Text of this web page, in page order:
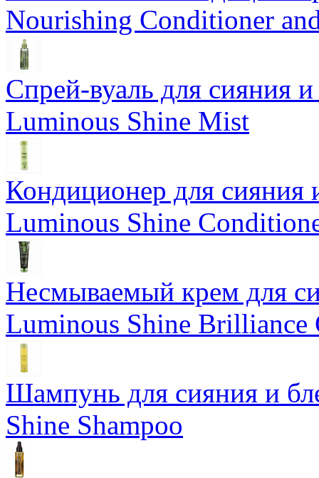
Nourishing Conditioner
Спрей-вуаль для сияния
Luminous Shine Mist
Кондиционер для сияния
Luminous Shine
Несмываемый крем для
Luminous Shine Brilliance
Шампунь для сияния и
Shine Shampoo